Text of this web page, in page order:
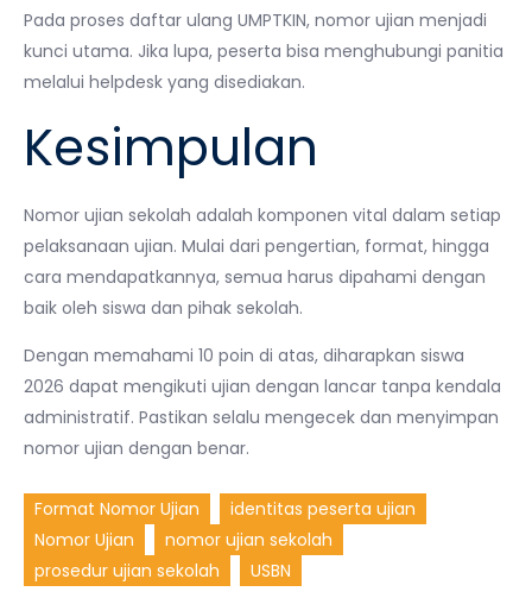
Pada proses daftar ulang UMPTKIN, nomor ujian menjadi
kunci utama. Jika lupa, peserta bisa menghubungi panitia
melalui helpdesk yang disediakan.
Kesimpulan
Nomor ujian sekolah adalah komponen vital dalam setiap
pelaksanaan ujian. Mulai dari pengertian, format, hingga
cara mendapatkannya, semua harus dipahami dengan
baik oleh siswa dan pihak sekolah.
Dengan memahami 10 poin di atas, diharapkan siswa
2026 dapat mengikuti ujian dengan lancar tanpa kendala
administratif. Pastikan selalu mengecek dan menyimpan
nomor ujian dengan benar.
Format Nomor Ujian
identitas peserta ujian
Nomor Ujian
nomor ujian sekolah
prosedur ujian sekolah
USBN